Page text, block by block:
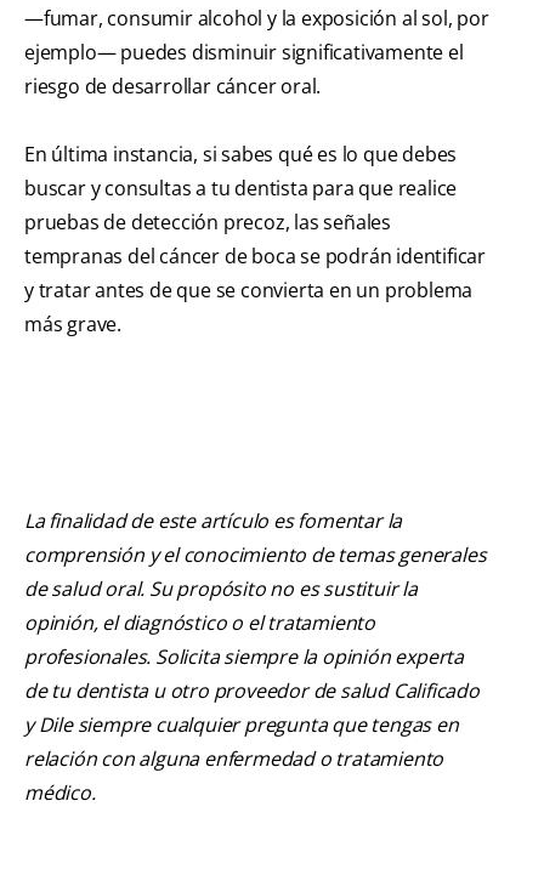
—fumar, consumir alcohol y la exposición al sol, por
ejemplo— puedes disminuir significativamente el
riesgo de desarrollar cáncer oral.
En última instancia, si sabes qué es lo que debes
buscar y consultas a tu dentista para que realice
pruebas de detección precoz, las señales
tempranas del cáncer de boca se podrán identificar
y tratar antes de que se convierta en un problema
más grave.
La finalidad de este artículo es fomentar la
comprensión y el conocimiento de temas generales
de salud oral. Su propósito no es sustituir la
opinión, el diagnóstico o el tratamiento
profesionales. Solicita siempre la opinión experta
de tu dentista u otro proveedor de salud Calificado
y Dile siempre cualquier pregunta que tengas en
relación con alguna enfermedad o tratamiento
médico.